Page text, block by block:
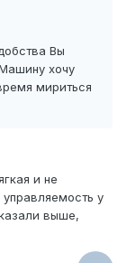
Вы
хочу
мириться
и не
у
выше,